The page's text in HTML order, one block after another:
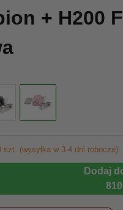
+ H200
szt. (wysyłka w 3-4 dni robocze)
Dodaj